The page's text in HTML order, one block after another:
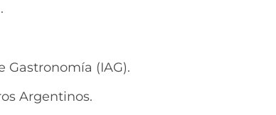
Gastronomía (IAG).
Argentinos.